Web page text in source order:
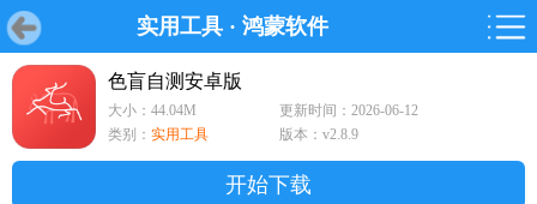
实用工具 · 鸿蒙软件
游戏 软件
首页 软件 鸿蒙
游戏
鸿蒙
软件
专题
色盲自测安卓版
大小：44.04M
更新时间：2026-06-12
类别： 实用工具 版本：v2.8.9
开始下载